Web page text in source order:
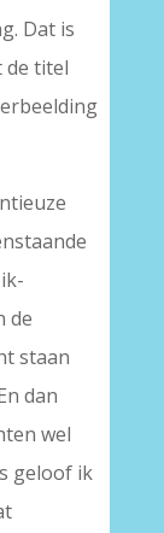
Dat is
de titel
de
staan
dan
wel
geloof ik